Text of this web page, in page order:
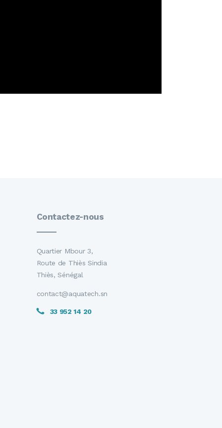
Contactez-nous
Quartier Mbour 3,
Route de Thiès Sindia
Thiès, Sénégal
contact@aquatech.sn
33 952 14 20